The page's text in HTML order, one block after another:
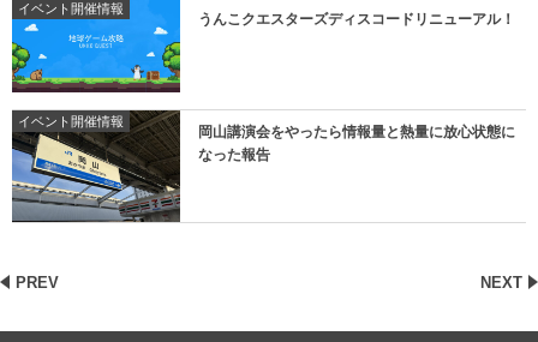
イベント開催情報
うんこクエスターズディスコードリニューアル！
イベント開催情報
岡山講演会をやったら情報量と熱量に放心状態に
なった報告
PREV NEXT